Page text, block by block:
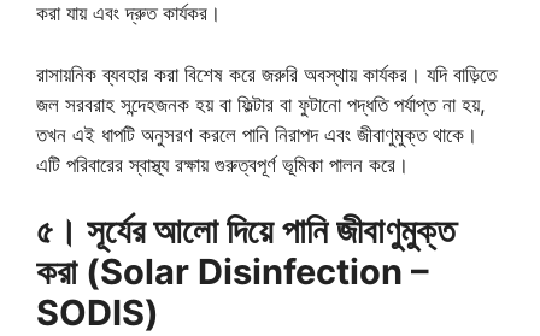
করা যায় এবং দ্রুত কার্যকর।
রাসায়নিক ব্যবহার করা বিশেষ করে জরুরি অবস্থায় কার্যকর। যদি বাড়িতে
জল সরবরাহ সন্দেহজনক হয় বা ফিল্টার বা ফুটানো পদ্ধতি পর্যাপ্ত না হয়,
তখন এই ধাপটি অনুসরণ করলে পানি নিরাপদ এবং জীবাণুমুক্ত থাকে।
এটি পরিবারের স্বাস্থ্য রক্ষায় গুরুত্বপূর্ণ ভূমিকা পালন করে।
৫। সূর্যের আলো দিয়ে পানি জীবাণুমুক্ত
করা (Solar Disinfection –
SODIS)